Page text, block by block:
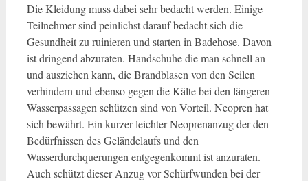
Die Kleidung muss dabei sehr bedacht werden. Einige
Teilnehmer sind peinlichst darauf bedacht sich die
Gesundheit zu ruinieren und starten in Badehose. Davon
ist dringend abzuraten. Handschuhe die man schnell an
und ausziehen kann, die Brandblasen von den Seilen
verhindern und ebenso gegen die Kälte bei den längeren
Wasserpassagen schützen sind von Vorteil. Neopren hat
sich bewährt. Ein kurzer leichter Neoprenanzug der den
Bedürfnissen des Geländelaufs und den
Wasserdurchquerungen entgegenkommt ist anzuraten.
Auch schützt dieser Anzug vor Schürfwunden bei der